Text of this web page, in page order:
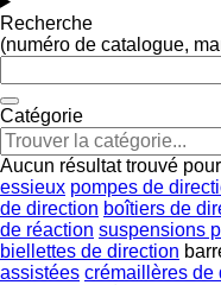
Recherche
(numéro de catalogue,
Catégorie
Aucun résultat trouvé
essieux pompes de
de direction boîtiers de
de réaction suspensions
biellettes de direction
assistées crémaillères de